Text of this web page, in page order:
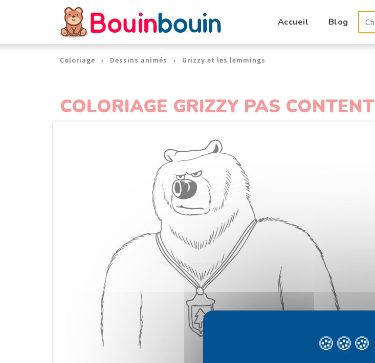
Accueil Blog
Coloriage Dessins animés Grizzy et les lemmings
COLORIAGE GRIZZY PAS CONTENT
Panneau de gestion des cookies